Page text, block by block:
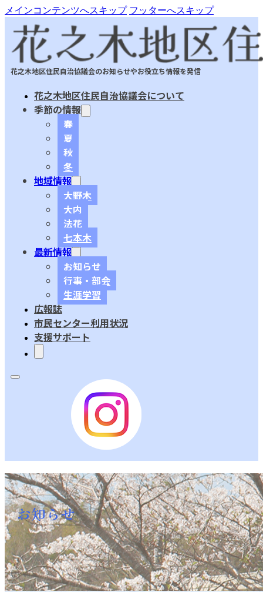
メインコンテンツへスキップ フッターへスキップ
花之木地区住民自治協議会のお知らせやお役立ち情報を発信
花之木地区住民自治協議会について
季節の情報
春
夏
秋
冬
地域情報
大野木
大内
法花
七本木
最新情報
お知らせ
行事・部会
生涯学習
広報誌
市民センター利用状況
支援サポート
お知らせ